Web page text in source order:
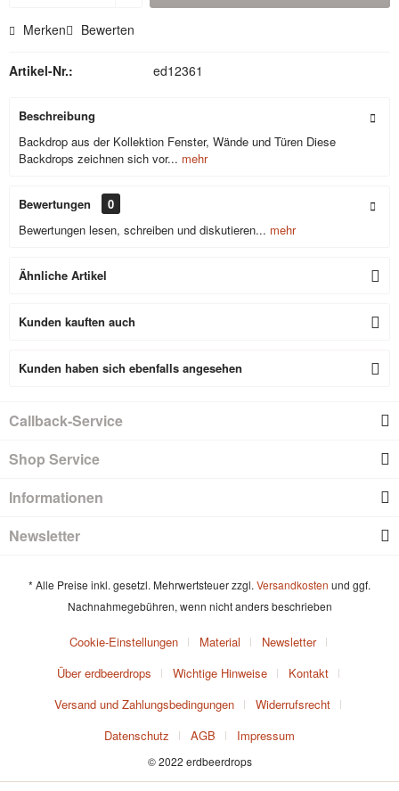
Merken Bewerten
Artikel-Nr.: ed12361
Beschreibung
Backdrop aus der Kollektion Fenster, Wände und Türen Diese
Backdrops zeichnen sich vor... mehr
Bewertungen
0
Bewertungen lesen, schreiben und diskutieren... mehr
Ähnliche Artikel
Kunden kauften auch
Kunden haben sich ebenfalls angesehen
Callback-Service
Shop Service
Informationen
Newsletter
* Alle Preise inkl. gesetzl. Mehrwertsteuer zzgl. Versandkosten und ggf.
Nachnahmegebühren, wenn nicht anders beschrieben
Cookie-Einstellungen Material
Newsletter
Über erdbeerdrops
Wichtige Hinweise
Kontakt
Versand und Zahlungsbedingungen
Widerrufsrecht
Datenschutz
AGB Impressum
© 2022 erdbeerdrops